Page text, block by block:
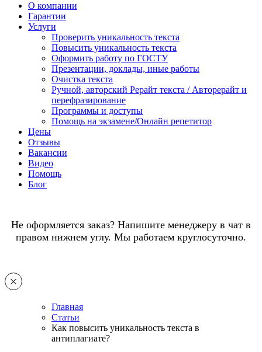
О компании
Гарантии
Услуги
Проверить уникальность текста
Повысить уникальность текста
Оформить работу по ГОСТУ
Презентации, доклады, иные работы
Очистка текста
Ручной, авторский Рерайт текста / Авторерайт и
перефразирование
Программы и доступы
Помощь на экзамене/Онлайн репетитор
Цены
Отзывы
Вакансии
Видео
Помощь
Блог
Не оформляется заказ? Напишите менеджеру в чат в
правом нижнем углу. Мы работаем круглосуточно.
Главная
Статьи
Как повысить уникальность текста в
антиплагиате?